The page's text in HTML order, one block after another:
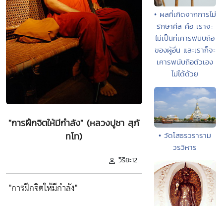
"การฝึกจิตให้มีกำลัง" (หลวงปูชา สุภั
ทโท)
วิริยะ12
"การฝึกจิตให้มีกำลัง"
• ผลที่เกิดจากการไม่
รักษาศีล คือ เราจะ
ไม่เป็นที่เคารพนับถือ
ของผู้อื่น และเราก็จะ
เคารพนับถือตัวเอง
ไม่ได้ด้วย
• วัดโสธรวราราม
วรวิหาร